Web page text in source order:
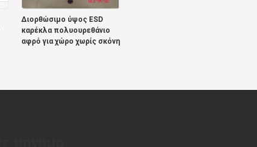
Διορθώσιμο ύψος ESD
καρέκλα πολυουρεθάνιο
αφρό για χώρο χωρίς σκόνη